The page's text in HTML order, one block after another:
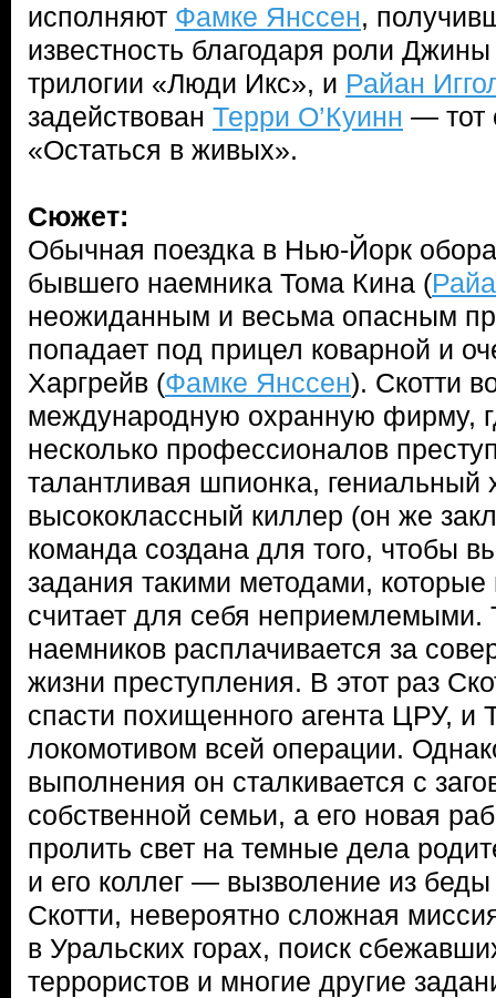
исполняют Фамке Янссен,
известность благодаря роли
трилогии «Люди Икс», и Райан
задействован Терри О’Куинн — тот
«Остаться в живых».
Сюжет:
Обычная поездка в Нью-Йорк
бывшего наемника Тома Кина (
неожиданным и весьма опасным
попадает под прицел коварной и
Харгрейв (Фамке Янссен). Скотти
международную охранную фирму,
несколько профессионалов
талантливая шпионка, гениальный
высококлассный киллер (он же
команда создана для того, чтобы
задания такими методами, которые
считает для себя
наемников расплачивается за
жизни преступления. В этот раз
спасти похищенного агента ЦРУ, и
локомотивом всей операции.
выполнения он сталкивается с
собственной семьи, а его новая
пролить свет на темные дела
и его коллег — вызволение из беды
Скотти, невероятно сложная
в Уральских горах, поиск
террористов и многие другие